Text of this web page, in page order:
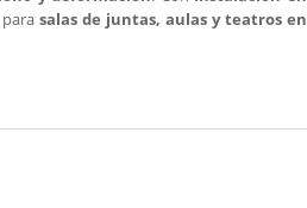
salas de juntas, aulas y teatros en